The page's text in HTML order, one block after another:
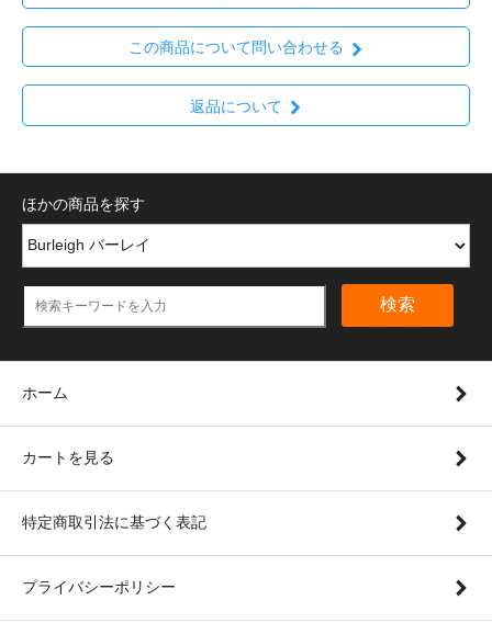
この商品について問い合わせる
返品について
ほかの商品を探す
検索
ホーム
カートを見る
特定商取引法に基づく表記
プライバシーポリシー